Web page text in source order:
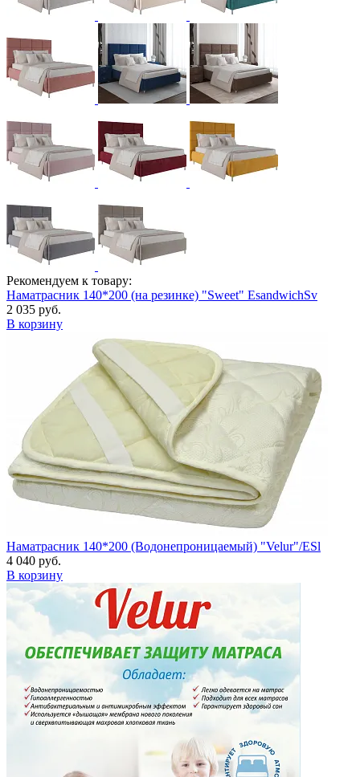
Рекомендуем к товару:
Наматрасник 140*200 (на резинке) "Sweet" EsandwichSv
2 035 руб.
В корзину
Наматрасник 140*200 (Водонепроницаемый) "Velur"/ESl
4 040 руб.
В корзину